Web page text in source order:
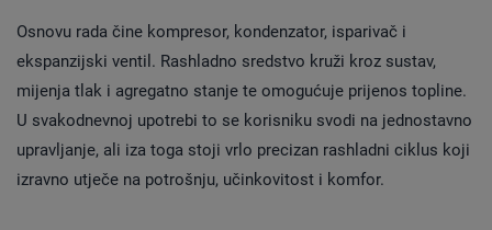
Osnovu rada čine kompresor, kondenzator, isparivač i
ekspanzijski ventil. Rashladno sredstvo kruži kroz sustav,
mijenja tlak i agregatno stanje te omogućuje prijenos topline.
U svakodnevnoj upotrebi to se korisniku svodi na jednostavno
upravljanje, ali iza toga stoji vrlo precizan rashladni ciklus koji
izravno utječe na potrošnju, učinkovitost i komfor.